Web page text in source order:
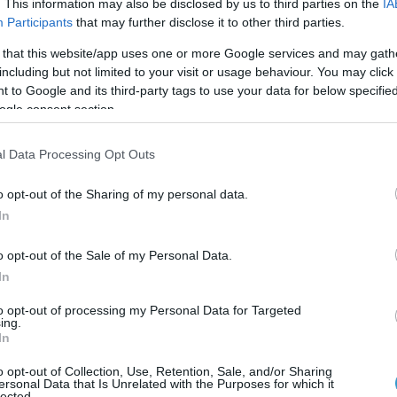
This information may also be disclosed by us to third parties on the
Participants that may further disclose it to other third parties.
that this website/app uses one or more Google services and may
but not limited to your visit or usage behaviour. You may
to Google and its third-party tags to use your data for below
consent section.
Data Processing Opt Outs
opt-out of the Sharing of my personal data.
opt-out of the Sale of my Personal Data.
opt-out of processing my Personal Data for Targeted
opt-out of Collection, Use, Retention, Sale, and/or Sharing
Data that Is Unrelated with the Purposes for which it
καταρράκτη
για την
προεγχειρητικός
τεχνολογίας
απαλλαγή από
έλεγχος (6
Πάνω από